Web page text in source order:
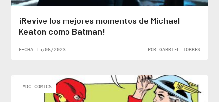
¡Revive los mejores momentos de Michael
Keaton como Batman!
FECHA 15/06/2023 POR GABRIEL TORRES
#DC COMICS